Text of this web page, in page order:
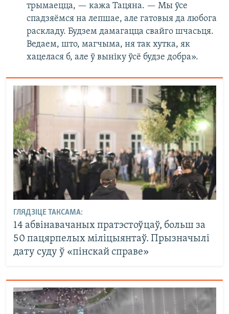
трымаецца, — кажа Тацяна. — Мы ўсе
спадзяёмся на лепшае, але гатовыя да любога
раскладу. Будзем дамагацца свайго шчасьця.
Ведаем, што, магчыма, ня так хутка, як
хацелася б, але ў выніку ўсё будзе добра».
ГЛЯДЗІЦЕ ТАКСАМА:
14 абвінавачаных пратэстоўцаў, больш за
50 пацярпелых міліцыянтаў. Прызначылі
дату суду ў «пінскай справе»